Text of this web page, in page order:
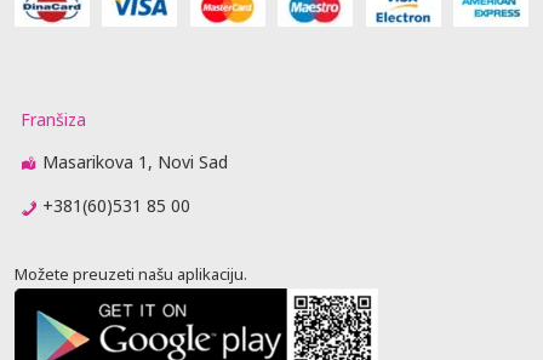
Franšiza
Masarikova 1, Novi Sad
+381(60)531 85 00
Možete preuzeti našu aplikaciju.